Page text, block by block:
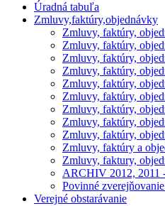
Úradná tabuľa
Zmluvy,faktúry,objednávky
Zmluvy, faktúry,
Zmluvy, faktúry,
Zmluvy, faktúry,
Zmluvy, faktúry,
Zmluvy, faktúry,
Zmluvy, faktúry,
Zmluvy, faktúry,
Zmluvy, faktúry,
Zmluvy, faktúry,
Zmluvy, faktúry a
Zmluvy, faktury,
ARCHIV 2012, 2011
Povinné
Verejné obstarávanie